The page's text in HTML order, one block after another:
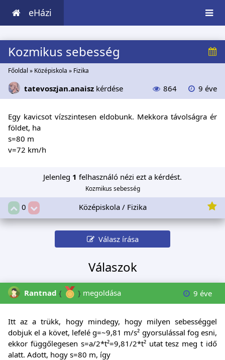
eHázi
Kozmikus sebesség
Főoldal » Középiskola » Fizika
tatevoszjan.anaisz kérdése 864 9 éve
Egy kavicsot vízszintesen eldobunk. Mekkora távolságra ér
földet, ha
s=80 m
v=72 km/h
Jelenleg 1 felhasználó nézi ezt a kérdést.
Kozmikus sebesség
0 Középiskola / Fizika
Válasz írása
Válaszok
Rantnad { } megoldása 9 éve
Itt az a trükk, hogy mindegy, hogy milyen sebességgel
dobjuk el a követ, lefelé g=~9,81 m/s² gyorsulással fog esni,
ekkor függőlegesen s=a/2*t²=9,81/2*t² utat tesz meg t idő
alatt. Adott, hogy s=80 m, így